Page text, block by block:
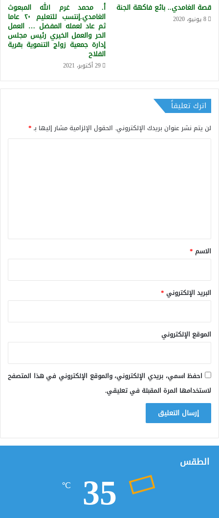
قصة الغامدي.. بائع فاكهة الجنة
8 يونيو، 2020
أ. محمد غرم الله المبعوث
الغامدي.إنتسب للتعليم ٢٠ عاما
ثم عاد لعمله المفضل … العمل
الحر والعمل الخيري رئيس مجلس
إدارة جمعية زواج التنموية بقرية
الفلاح
29 أكتوبر، 2021
اترك تعليقاً
لن يتم نشر عنوان بريدك الإلكتروني. الحقول الإلزامية مشار إليها بـ*
*
الاسم *
البريد الإلكتروني *
الموقع الإلكتروني
احفظ اسمي، بريدي الإلكتروني، والموقع الإلكتروني في هذا المتصفح
لاستخدامها المرة المقبلة في تعليقي.
الطقس 35
℃